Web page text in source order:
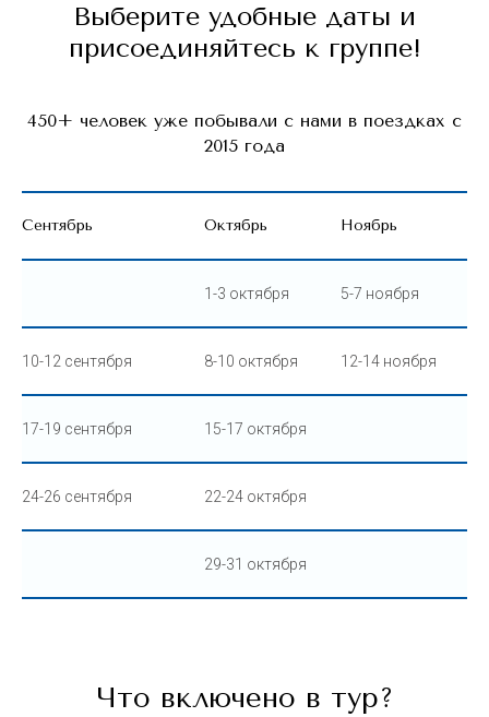
Выберите удобные даты и
присоединяйтесь к группе!
450+ человек уже побывали с нами в поездках с
2015 года
Сентябрь Октябрь Ноябрь
1-3 октября 5-7 ноября
10-12 сентября 8-10 октября 12-14 ноября
17-19 сентября 15-17 октября
24-26 сентября 22-24 октября
29-31 октября
Что включено в тур?